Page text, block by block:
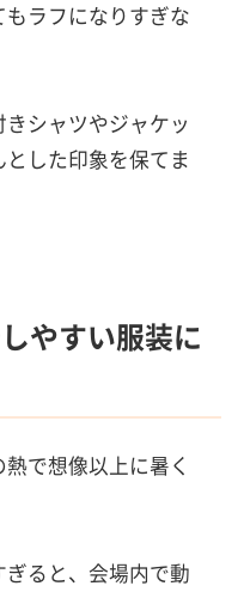
ラフになりすぎな
シャツやジャケッ
した印象を保てま
やすい服装に
で想像以上に暑く
ると、会場内で動